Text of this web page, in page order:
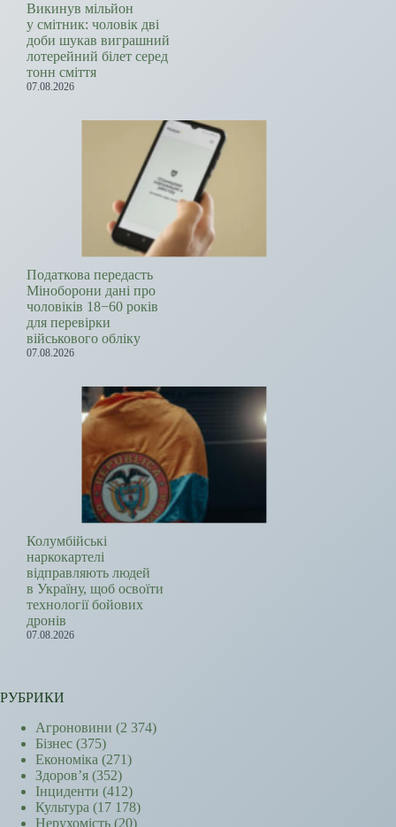
Викинув мільйон
у смітник: чоловік дві
доби шукав виграшний
лотерейний білет серед
тонн сміття
07.08.2026
Податкова передасть
Міноборони дані про
чоловіків 18−60 років
для перевірки
військового обліку
07.08.2026
Колумбійські
наркокартелі
відправляють людей
в Україну, щоб освоїти
технології бойових
дронів
07.08.2026
РУБРИКИ
Агроновини (2 374)
Бізнес (375)
Економіка (271)
Здоров’я (352)
Інциденти (412)
Культура (17 178)
Нерухомість (20)